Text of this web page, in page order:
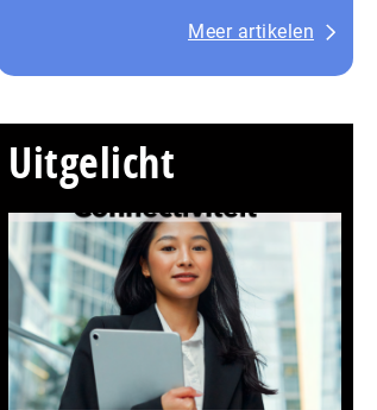
Meer artikelen
Uitgelicht